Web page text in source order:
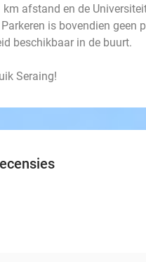
km afstand en de
is bovendien geen
beschikbaar in de buurt.
Seraing!